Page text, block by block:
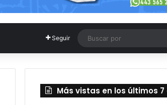
Seguir
Más vistas en los últimos